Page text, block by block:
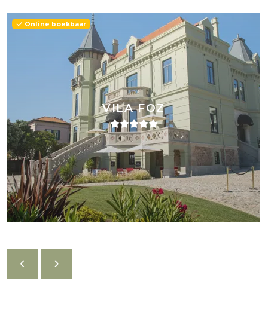
VILA FOZ
Online boekbaar